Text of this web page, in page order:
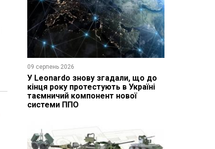
09 серпень 2026
У Leonardo знову згадали, що до
кінця року протестують в Україні
таємничий компонент нової
системи ППО